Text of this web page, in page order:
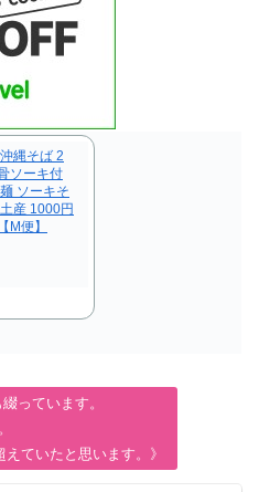
縄そば 2
ソーキ付
ソーキそ
産 1000円
M便】
っています。
ていたと思います。》